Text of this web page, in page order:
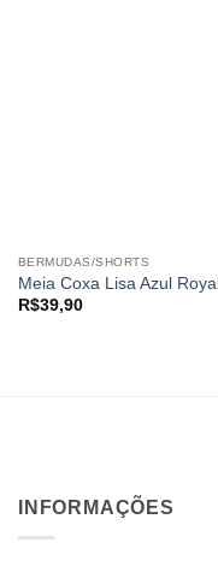
BERMUDAS/SHORTS
Meia Coxa Lisa Azul Royal
R$39,90
INFORMAÇÕES